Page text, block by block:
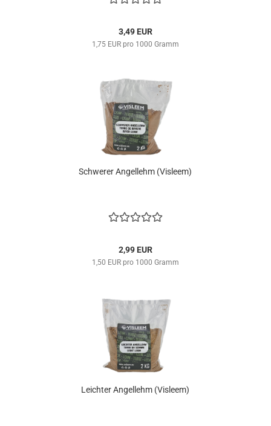
3,49 EUR
1,75 EUR pro 1000 Gramm
​Schwerer Angellehm (Visleem)
2,99 EUR
1,50 EUR pro 1000 Gramm
​Leichter Angellehm (Visleem)